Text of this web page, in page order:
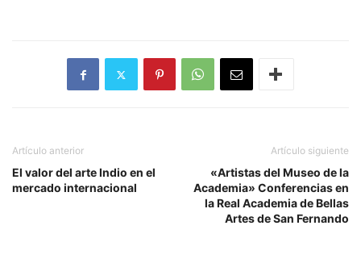
Artículo anterior
El valor del arte Indio en el
mercado internacional
Artículo siguiente
«Artistas del Museo de la
Academia» Conferencias en
la Real Academia de Bellas
Artes de San Fernando